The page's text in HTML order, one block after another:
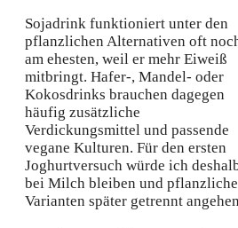
Sojadrink funktioniert unter den
pflanzlichen Alternativen oft
am ehesten, weil er mehr Eiweiß
mitbringt. Hafer-, Mandel- oder
Kokosdrinks brauchen dagegen
häufig zusätzliche
Verdickungsmittel und passende
vegane Kulturen. Für den ersten
Joghurtversuch würde ich
bei Milch bleiben und pflanzliche
Varianten später getrennt